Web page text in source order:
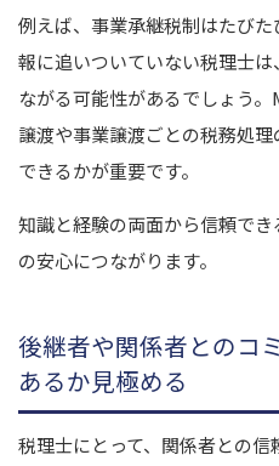
例えば、事業承継税制はたび
報に追いついていない税理士
ながる可能性があるでしょう。
譲渡や事業譲渡ごとの税務処
できるかが重要です。
知識と経験の両面から信頼で
の安心につながります。
後継者や関係者とのコ
あるか見極める
税理士にとって、関係者との